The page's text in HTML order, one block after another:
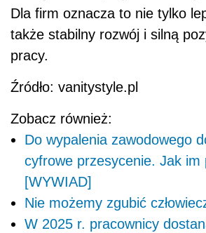
Dla firm oznacza to nie tylko
także stabilny rozwój i silną
pracy.
Źródło: vanitystyle.pl
Zobacz również:
Do wypalenia zawodowego
cyfrowe przesycenie. Jak im
[WYWIAD]
Nie możemy zgubić
W 2025 r. pracownicy